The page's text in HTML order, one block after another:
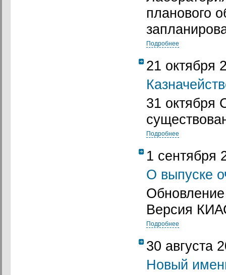
планового
Подробнее
21 октября
31 октября
Подробнее
1 сентября
О выпуске
Версия
Подробнее
30 августа
Новый